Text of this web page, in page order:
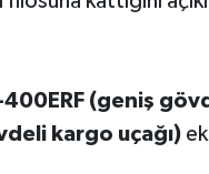
(geniş
kargo uçağı)